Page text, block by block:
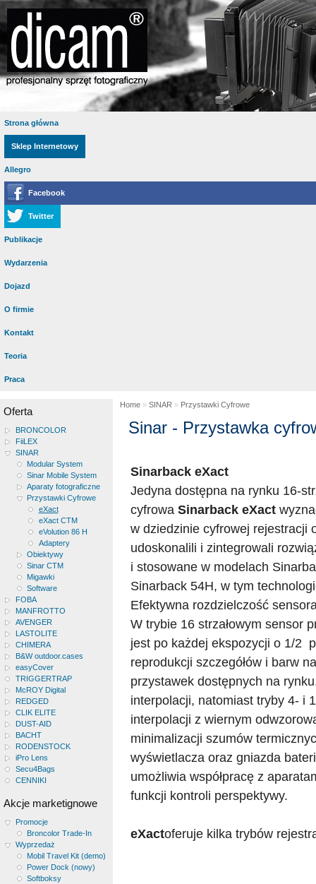
Strona główna
Sklep Internetowy
Allegro
Facebook
Twitter
Publikacje
Wydarzenia
Dojazd
O firmie
Kontakt
Teoria
Praca
Oferta
BRONCOLOR
FiiLEX
SINAR
Modular System
Sinar Mobile System
Aparaty fotograficzne
Przystawki Cyfrowe
eXact
eXact CTM
eVolution 86 H
Adaptery
Obiektywy
Sinar CTM
Migawki
Software
FOBA
MANFROTTO
AVENGER
LASTOLITE
CHIMERA
B&W outdoor.cases
easyCover
TRIGGERTRAP
McROY Digital
REDGED
CLIK ELITE
DUST-AID
BACHT
RODENSTOCK
iPro Lens
Secu4Bags
CENNIKI
Akcje marketignowe
Promocje
Broncolor Trade-In
Wyprzedaż
Mobil Travel Kit (demo)
Power Dock (nowy)
Softboksy
Home » SINAR » Przystawki Cyfrowe
Sinar - Przystawka
Sinarback eXact
Jedyna dostępna na rynku 16-
cyfrowa Sinarback eXact
w dziedzinie cyfrowej rejestracji
udoskonalili i zintegrowali
i stosowane w modelach
Sinarback 54H, w tym
Efektywna rozdzielczość
W trybie 16 strzałowym sensor
jest po każdej ekspozycji o 1/2
reprodukcji szczegółów i barw
przystawek dostępnych na
interpolacji, natomiast tryby 4- i
interpolacji z wiernym
minimalizacji szumów
wyświetlacza oraz gniazda
umożliwia współpracę z
funkcji kontroli perspektywy.
eXactoferuje kilka trybów